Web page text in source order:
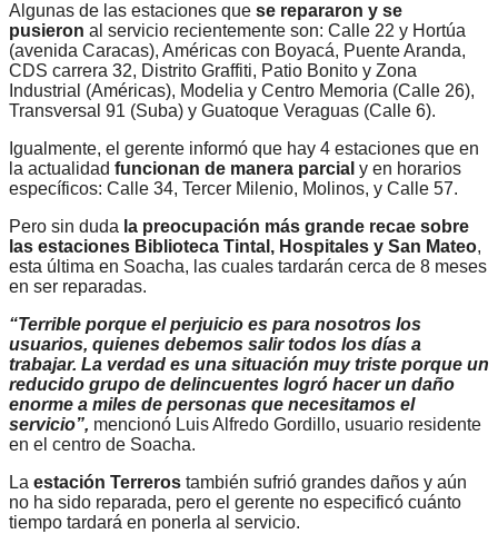
Algunas de las estaciones que se repararon y se
pusieron al servicio recientemente son: Calle 22 y Hortúa
(avenida Caracas), Américas con Boyacá, Puente Aranda,
CDS carrera 32, Distrito Graffiti, Patio Bonito y Zona
Industrial (Américas), Modelia y Centro Memoria (Calle 26),
Transversal 91 (Suba) y Guatoque Veraguas (Calle 6).
Igualmente, el gerente informó que hay 4 estaciones que en
la actualidad funcionan de manera parcial y en horarios
específicos: Calle 34, Tercer Milenio, Molinos, y Calle 57.
Pero sin duda la preocupación más grande recae sobre
las estaciones Biblioteca Tintal, Hospitales y San Mateo,
esta última en Soacha, las cuales tardarán cerca de 8 meses
en ser reparadas.
“Terrible porque el perjuicio es para nosotros los
usuarios, quienes debemos salir todos los días a
trabajar. La verdad es una situación muy triste porque un
reducido grupo de delincuentes logró hacer un daño
enorme a miles de personas que necesitamos el
servicio”, mencionó Luis Alfredo Gordillo, usuario residente
en el centro de Soacha.
La estación Terreros también sufrió grandes daños y aún
no ha sido reparada, pero el gerente no especificó cuánto
tiempo tardará en ponerla al servicio.